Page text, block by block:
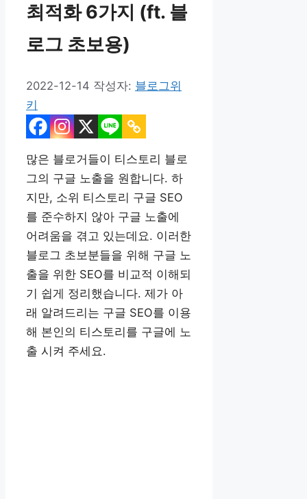
최적화 6가지 (ft. 블
로그 초보용)
2022-12-14 작성자: 블로그위
키
많은 블로거들이 티스토리 블로
그의 구글 노출을 원합니다. 하
지만, 소위 티스토리 구글 SEO
를 준수하지 않아 구글 노출에
어려움을 겪고 있는데요. 이러한
블로그 초보분들을 위해 구글 노
출을 위한 SEO를 비교적 이해되
기 쉽게 정리했습니다. 제가 아
래 알려드리는 구글 SEO를 이용
해 본인의 티스토리를 구글에 노
출 시켜 주세요.